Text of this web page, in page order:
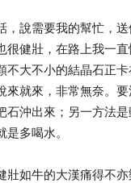
，說需要我的幫忙，
很健壯，在路上我一
大不小的結晶石正
就來，非常無奈。
沖出來；另一方法
多喝水。
壯如牛的大漢痛得不